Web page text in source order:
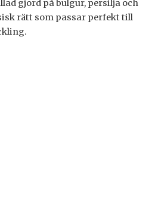
gjord på bulgur, persilja och
rätt som passar perfekt till